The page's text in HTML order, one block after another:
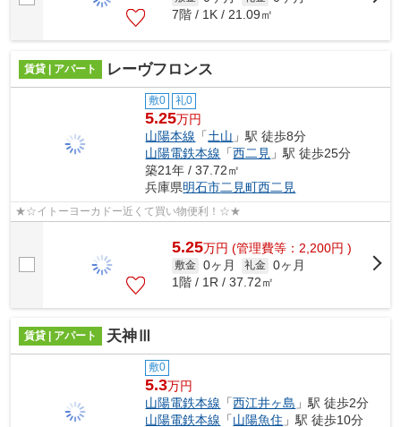
7階 / 1K / 21.09㎡
賃貸 | アパート レーヴフロンス
敷0 礼0
5.25万円
山陽本線 「土山 」駅 徒歩8分
山陽電鉄本線 「西二見 」駅 徒歩25分
築21年 / 37.72㎡
兵庫県明石市二見町西二見
★☆イトーヨーカドー近くて買い物便利！☆★
5.25万円 (管理費等：2,200円 )
敷金 0ヶ月 礼金 0ヶ月
1階 / 1R / 37.72㎡
賃貸 | アパート 天神Ⅲ
敷0
5.3万円
山陽電鉄本線 「西江井ヶ島 」駅 徒歩2分
山陽電鉄本線 「山陽魚住 」駅 徒歩10分